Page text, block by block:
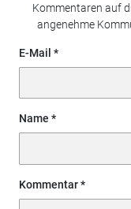
Kommentaren auf
angenehme
E-Mail
Name
Kommentar